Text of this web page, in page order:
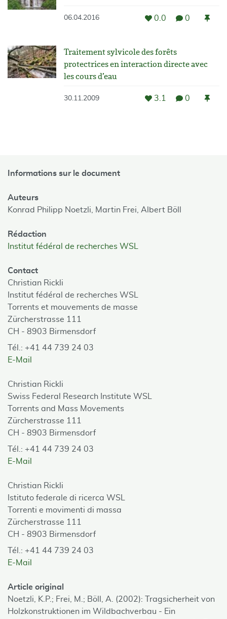
06.04.2016 0.0 0
Traitement sylvicole des forêts
protectrices en interaction directe avec
les cours d’eau
30.11.2009 3.1 0
Informations sur le document
Auteurs
Konrad Philipp Noetzli,
Martin Frei, Albert Böll
Rédaction
Institut fédéral de recherches WSL
Contact
Christian Rickli
Institut fédéral de recherches WSL
Torrents et mouvements de masse
Zürcherstrasse 111
CH - 8903 Birmensdorf
Tél.: +41 44 739 24 03
E-Mail
Christian Rickli
Swiss Federal Research Institute WSL
Torrents and Mass Movements
Zürcherstrasse 111
CH - 8903 Birmensdorf
Tél.: +41 44 739 24 03
E-Mail
Christian Rickli
Istituto federale di ricerca WSL
Torrenti e movimenti di massa
Zürcherstrasse 111
CH - 8903 Birmensdorf
Tél.: +41 44 739 24 03
E-Mail
Article original
Noetzli, K.P.; Frei, M.; Böll, A. (2002): Tragsicherheit von
Holzkonstruktionen im Wildbachverbau - Ein